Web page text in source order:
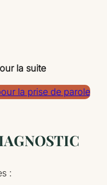
la suite
la prise de parole
: